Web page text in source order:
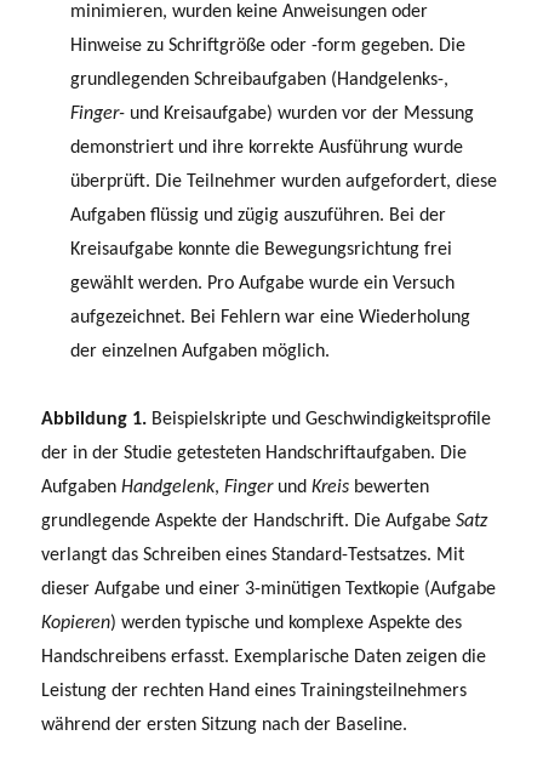
minimieren, wurden keine Anweisungen oder
Hinweise zu Schriftgröße oder -form gegeben. Die
grundlegenden Schreibaufgaben (Handgelenks-,
Finger- und Kreisaufgabe) wurden vor der Messung
demonstriert und ihre korrekte Ausführung wurde
überprüft. Die Teilnehmer wurden aufgefordert, diese
Aufgaben flüssig und zügig auszuführen. Bei der
Kreisaufgabe konnte die Bewegungsrichtung frei
gewählt werden. Pro Aufgabe wurde ein Versuch
aufgezeichnet. Bei Fehlern war eine Wiederholung
der einzelnen Aufgaben möglich.
Abbildung 1. Beispielskripte und Geschwindigkeitsprofile
der in der Studie getesteten Handschriftaufgaben. Die
AufgabenHandgelenk,Finger undKreis bewerten
grundlegende Aspekte der Handschrift. Die AufgabeSatz
verlangt das Schreiben eines Standard-Testsatzes. Mit
dieser Aufgabe und einer 3-minütigen Textkopie (Aufgabe
Kopieren) werden typische und komplexe Aspekte des
Handschreibens erfasst. Exemplarische Daten zeigen die
Leistung der rechten Hand eines Trainingsteilnehmers
während der ersten Sitzung nach der Baseline.